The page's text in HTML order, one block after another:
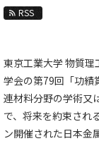
RSS
東京工業大学 物質
学会の第79回「功績
連材料分野の学術又
で、将来を約束され
ン開催された日本金